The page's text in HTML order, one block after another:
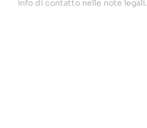
info di contatto nelle note legali.